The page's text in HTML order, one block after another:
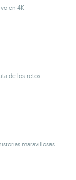
en 4K
de los retos
maravillosas